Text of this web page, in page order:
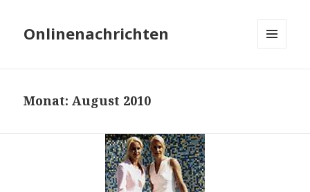
Onlinenachrichten
Monat: August 2010